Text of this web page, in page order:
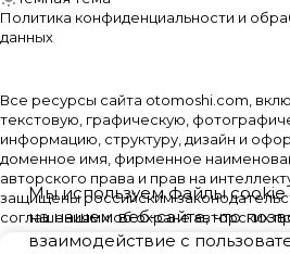
Политика конфиденциальности и
данных
Все ресурсы сайта otomoshi.com,
текстовую, графическую,
информацию, структуру, дизайн и
доменное имя, фирменное
авторского права и прав на
защищены российским
соглашениями об охране авторских
Мы используем файлы cookie
на нашем веб-сайте, что
взаимодействие с